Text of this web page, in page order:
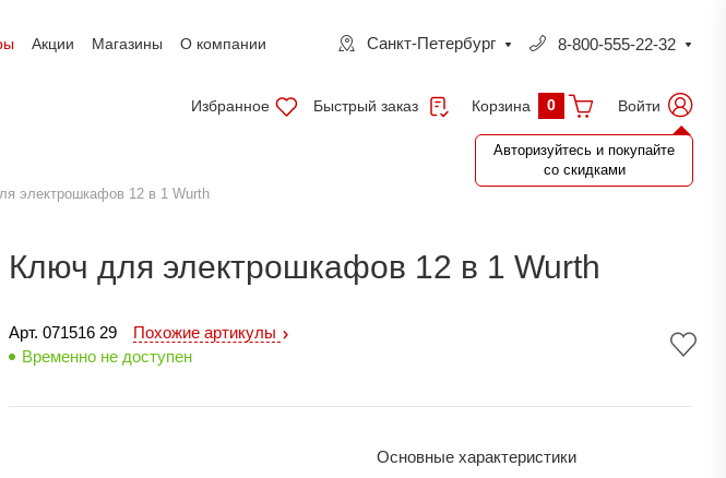
Акции Магазины О компании Санкт-Петербург 8-800-555-22-32
Избранное Быстрый заказ Корзина 0 Войти
Авторизуйтесь и покупайте
со скидками
электрошкафов 12 в 1 Wurth
Ключ для электрошкафов 12 в 1 Wurth
Арт. 071516 29
Похожие артикулы
Временно не доступен
Основные характеристики